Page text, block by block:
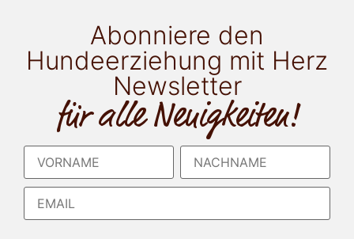
Abonniere den
Hundeerziehung mit Herz
Newsletter
für alle Neuigkeiten!